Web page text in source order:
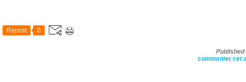
Repost 0
Published
commenter cet